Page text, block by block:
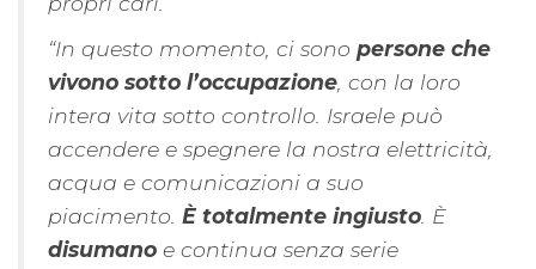
“In questo momento, ci sono persone che
vivono sotto l’occupazione , con la loro
intera vita sotto controllo. Israele può
accendere e spegnere la nostra elettricità,
acqua e comunicazioni a suo
piacimento. È totalmente ingiusto . È
disumano e continua senza serie